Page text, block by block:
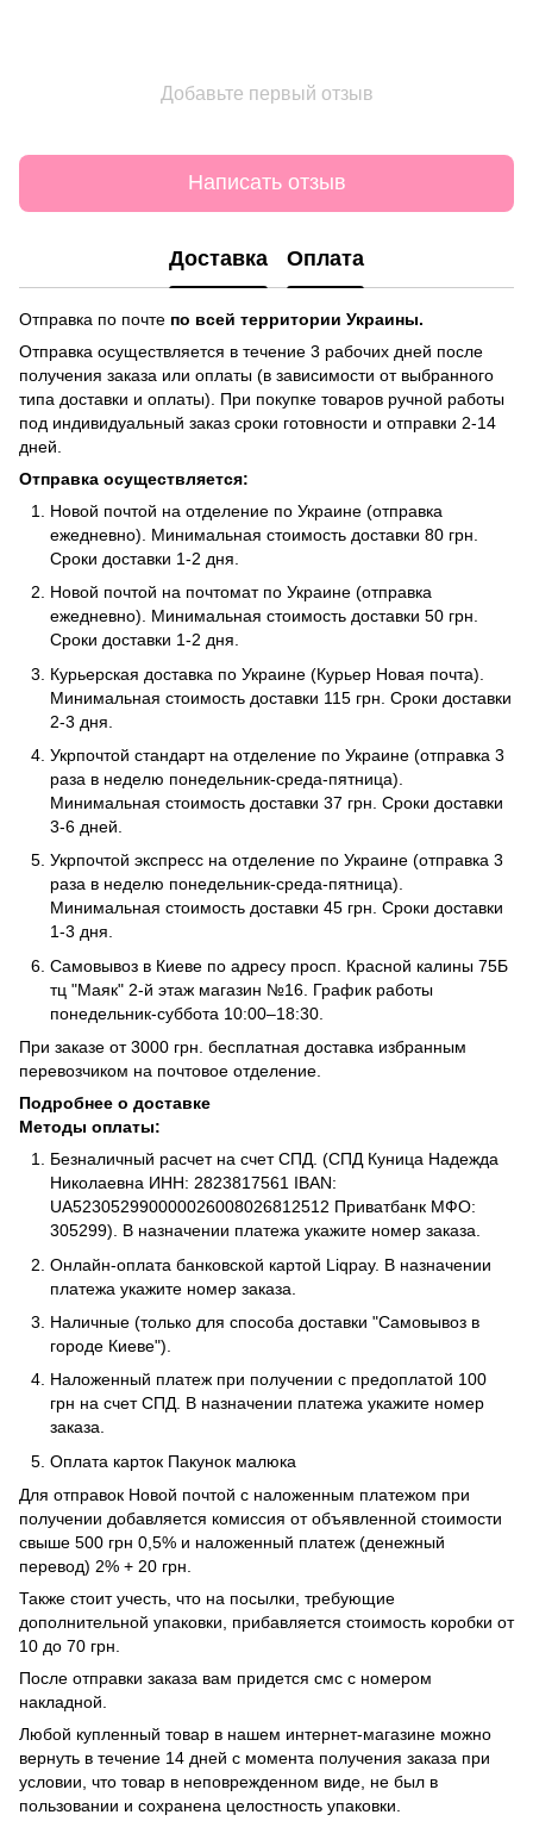
Добавьте первый отзыв
Написать отзыв
Доставка Оплата
Отправка по почте по всей территории Украины.
Отправка осуществляется в течение 3 рабочих дней после
получения заказа или оплаты (в зависимости от выбранного
типа доставки и оплаты). При покупке товаров ручной работы
под индивидуальный заказ сроки готовности и отправки 2-14
дней.
Отправка осуществляется:
Новой почтой на отделение по Украине (отправка
ежедневно). Минимальная стоимость доставки 80 грн.
Сроки доставки 1-2 дня.
Новой почтой на почтомат по Украине (отправка
ежедневно). Минимальная стоимость доставки 50 грн.
Сроки доставки 1-2 дня.
Курьерская доставка по Украине (Курьер Новая почта).
Минимальная стоимость доставки 115 грн. Сроки доставки
2-3 дня.
Укрпочтой стандарт на отделение по Украине (отправка 3
раза в неделю понедельник-среда-пятница).
Минимальная стоимость доставки 37 грн. Сроки доставки
3-6 дней.
Укрпочтой экспресс на отделение по Украине (отправка 3
раза в неделю понедельник-среда-пятница).
Минимальная стоимость доставки 45 грн. Сроки доставки
1-3 дня.
Самовывоз в Киеве по адресу просп. Красной калины 75Б
тц "Маяк" 2-й этаж магазин №16. График работы
понедельник-суббота 10:00–18:30.
При заказе от 3000 грн. бесплатная доставка избранным
перевозчиком на почтовое отделение.
Подробнее о доставке
Методы оплаты:
Безналичный расчет на счет СПД. (СПД Куница Надежда
Николаевна ИНН: 2823817561 IBAN:
UA523052990000026008026812512 Приватбанк МФО:
305299). В назначении платежа укажите номер заказа.
Онлайн-оплата банковской картой Liqpay. В назначении
платежа укажите номер заказа.
Наличные (только для способа доставки "Самовывоз в
городе Киеве").
Наложенный платеж при получении с предоплатой 100
грн на счет СПД. В назначении платежа укажите номер
заказа.
Оплата карток Пакунок малюка
Для отправок Новой почтой с наложенным платежом при
получении добавляется комиссия от объявленной стоимости
свыше 500 грн 0,5% и наложенный платеж (денежный
перевод) 2% + 20 грн.
Также стоит учесть, что на посылки, требующие
дополнительной упаковки, прибавляется стоимость коробки от
10 до 70 грн.
После отправки заказа вам придется смс с номером
накладной.
Любой купленный товар в нашем интернет-магазине можно
вернуть в течение 14 дней с момента получения заказа при
условии, что товар в неповрежденном виде, не был в
пользовании и сохранена целостность упаковки.